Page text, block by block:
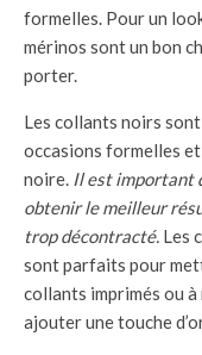
formelles. Pour un
mérinos sont un bon
porter.
Les collants noirs
occasions formelles
noire. Il est important
obtenir le meilleur
trop décontracté. Les
sont parfaits pour
collants imprimés ou
ajouter une touche